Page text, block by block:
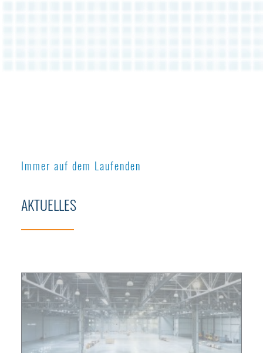
Immer auf dem Laufenden
AKTUELLES